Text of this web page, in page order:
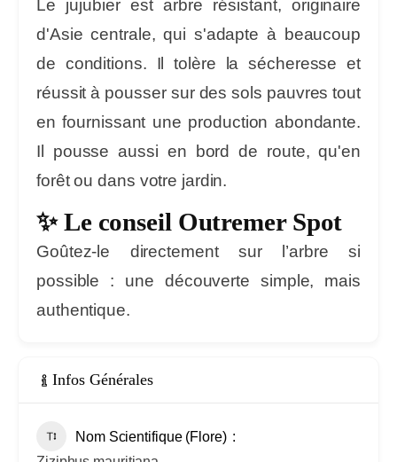
Le jujubier est arbre résistant, originaire
d'Asie centrale, qui s'adapte à beaucoup
de conditions. Il tolère la sécheresse et
réussit à pousser sur des sols pauvres tout
en fournissant une production abondante.
Il pousse aussi en bord de route, qu'en
forêt ou dans votre jardin.
✨ Le conseil Outremer Spot
Goûtez-le directement sur l’arbre si
possible : une découverte simple, mais
authentique.
Infos Générales
Nom Scientifique (Flore)